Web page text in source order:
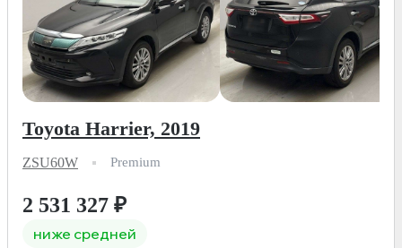
Toyota Harrier, 2019
ZSU60W Premium
2 531 327 ₽
ниже средней